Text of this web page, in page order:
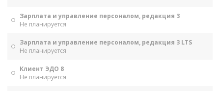
Зарплата и управление персоналом, редакция 3
Не планируется
Зарплата и управление персоналом, редакция 3 LTS
Не планируется
Клиент ЭДО 8
Не планируется